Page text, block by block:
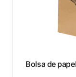
Bolsa de